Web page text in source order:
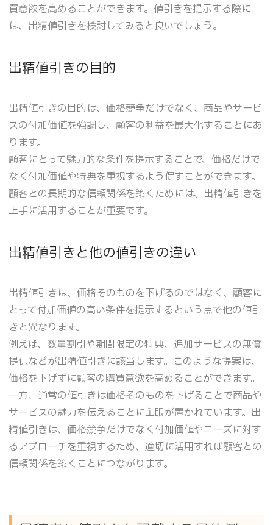
買意欲を高めることができます。値引きを提示する際に
は、出精値引きを検討してみると良いでしょう。
出精値引きの目的
出精値引きの目的は、価格競争だけでなく、商品やサービ
スの付加価値を強調し、顧客の利益を最大化することにあ
ります。
顧客にとって魅力的な条件を提示することで、価格だけで
なく付加価値や特典を重視するよう促すことができます。
顧客との長期的な信頼関係を築くためには、出精値引きを
上手に活用することが重要です。
出精値引きと他の値引きの違い
出精値引きは、価格そのものを下げるのではなく、顧客に
とって付加価値の高い条件を提示するという点で他の値引
きと異なります。
例えば、数量割引や期間限定の特典、追加サービスの無償
提供などが出精値引きに該当します。このような提案は、
価格を下げずに顧客の購買意欲を高めることができます。
一方、通常の値引きは価格そのものを下げることで商品や
サービスの魅力を伝えることに主眼が置かれています。出
精値引きは、価格競争だけでなく付加価値やニーズに対す
るアプローチを重視するため、適切に活用すれば顧客との
信頼関係を築くことにつながります。